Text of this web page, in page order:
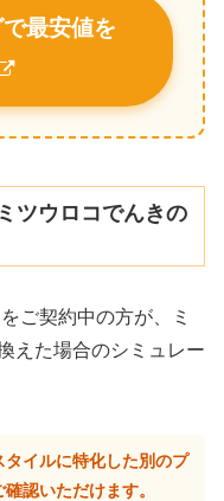
最安値を
ツウロコでんきの
ご契約中の方が、ミ
えた場合のシミュレー
イルに特化した別のプ
認いただけます。